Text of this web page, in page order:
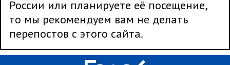
России или планируете её посещение,
то мы рекомендуем вам не делать
перепостов с этого сайта.